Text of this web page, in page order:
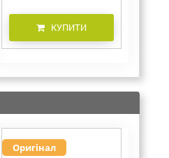
КУПИТИ
Оригінал